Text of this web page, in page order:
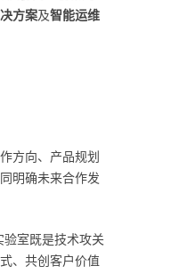
方案及智能运维
方向、产品规划
明确未来合作发
验室既是技术攻关
、共创客户价值